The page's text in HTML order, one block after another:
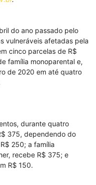
do ano passado pelo
vulneráveis afetadas pela
cinco parcelas de R$
família monoparental e,
de 2020 em até quatro
durante quatro
375, dependendo do
250; a família
recebe R$ 375; e
R$ 150.